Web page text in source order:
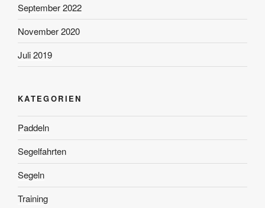
September 2022
November 2020
Juli 2019
KATEGORIEN
Paddeln
Segelfahrten
Segeln
Training